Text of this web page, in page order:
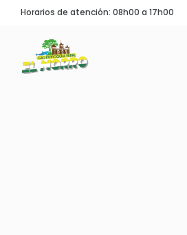
Horarios de atención: 08h00 a 17h00